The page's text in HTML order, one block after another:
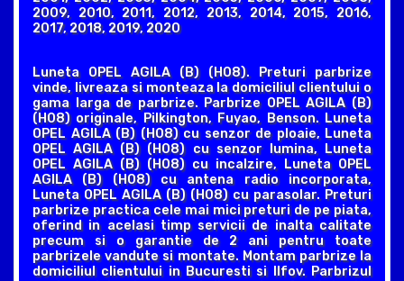
2009, 2010, 2011, 2012, 2013, 2014, 2015, 2016,
2017, 2018, 2019, 2020
Luneta OPEL AGILA (B) (H08). Preturi parbrize
vinde, livreaza si monteaza la domiciliul clientului o
gama larga de parbrize. Parbrize OPEL AGILA (B)
(H08) originale, Pilkington, Fuyao, Benson. Luneta
OPEL AGILA (B) (H08) cu senzor de ploaie, Luneta
OPEL AGILA (B) (H08) cu senzor lumina, Luneta
OPEL AGILA (B) (H08) cu incalzire, Luneta OPEL
AGILA (B) (H08) cu antena radio incorporata,
Luneta OPEL AGILA (B) (H08) cu parasolar. Preturi
parbrize practica cele mai mici preturi de pe piata,
oferind in acelasi timp servicii de inalta calitate
precum si o garantie de 2 ani pentru toate
parbrizele vandute si montate. Montam parbrize la
domiciliul clientului in Bucuresti si Ilfov. Parbrizul